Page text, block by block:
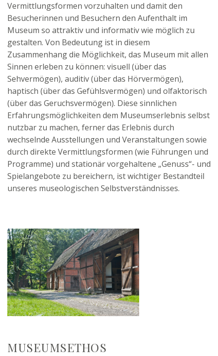
Vermittlungsformen vorzuhalten und damit den
Besucherinnen und Besuchern den Aufenthalt im
Museum so attraktiv und informativ wie möglich zu
gestalten. Von Bedeutung ist in diesem
Zusammenhang die Möglichkeit, das Museum mit allen
Sinnen erleben zu können: visuell (über das
Sehvermögen), auditiv (über das Hörvermögen),
haptisch (über das Gefühlsvermögen) und olfaktorisch
(über das Geruchsvermögen). Diese sinnlichen
Erfahrungsmöglichkeiten dem Museumserlebnis selbst
nutzbar zu machen, ferner das Erlebnis durch
wechselnde Ausstellungen und Veranstaltungen sowie
durch direkte Vermittlungsformen (wie Führungen und
Programme) und stationär vorgehaltene „Genuss“- und
Spielangebote zu bereichern, ist wichtiger Bestandteil
unseres museologischen Selbstverständnisses.
MUSEUMSETHOS